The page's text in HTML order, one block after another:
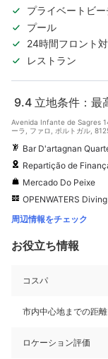
プライベートビー
プール
24時間フロント
レストラン
9.4 立地条件：最
Avenida Infante de Sagres
ーラ, ファロ, ポルトガル,
Bar D'artagnan
Repartição de Finanças de
Mercado Do Peixe
OPENWATERS Diving
周辺情報をチェック
お役立ち情報
コスパ
市内中心地までの距離
ロケーション評価